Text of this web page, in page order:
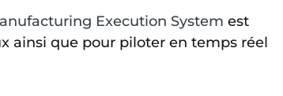
Execution System est
ainsi que pour piloter en temps réel